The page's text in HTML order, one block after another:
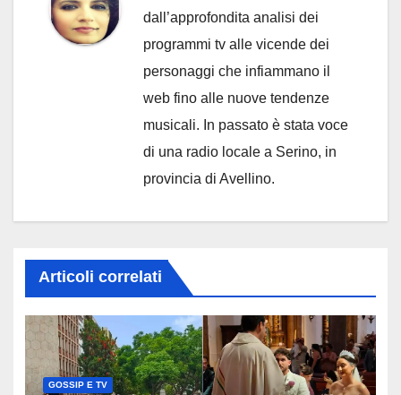
dall’approfondita analisi dei
programmi tv alle vicende dei
personaggi che infiammano il
web fino alle nuove tendenze
musicali. In passato è stata voce
di una radio locale a Serino, in
provincia di Avellino.
Articoli correlati
GOSSIP E TV